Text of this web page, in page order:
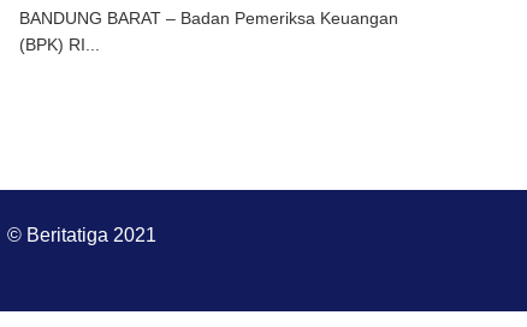
BANDUNG BARAT – Badan Pemeriksa Keuangan
(BPK) RI...
© Beritatiga 2021